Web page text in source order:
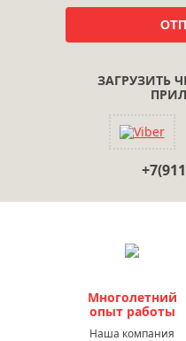
ЗАГРУЗИТЬ
Многолетний
опыт работы
Наша компания